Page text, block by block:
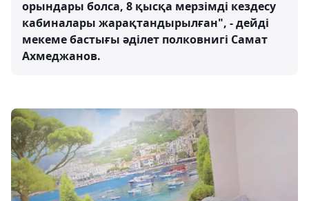
орындары болса, 8 қысқа мерзімді кездесу
кабиналары жарақтандырылған", - дейді
мекеме бастығы әділет полковнигі Самат
Ахмеджанов.